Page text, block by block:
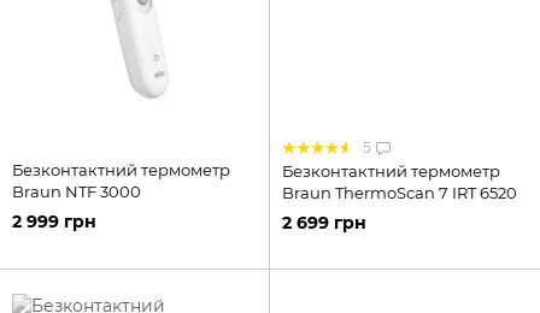
Безконтактний термометр
Braun NTF 3000
2 999 грн
5
Безконтактний термометр
Braun ThermoScan 7 IRT 6520
2 699 грн